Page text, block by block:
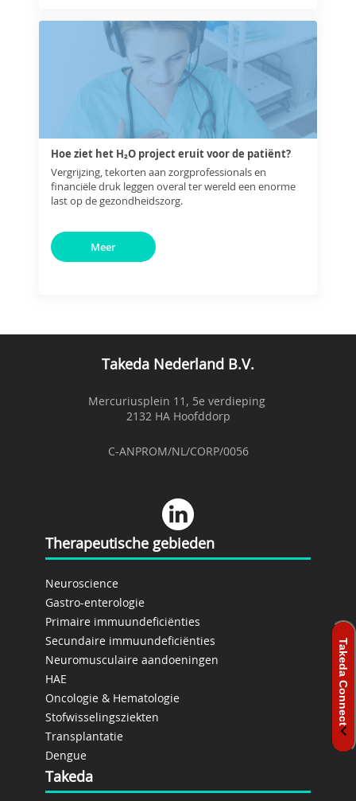
Hoe ziet het H₂O project eruit voor de patiënt?
Vergrijzing, tekorten aan zorgprofessionals en
financiële druk leggen overal ter wereld een enorme
last op de gezondheidszorg.
Meer
Takeda Nederland B.V.
Mercuriusplein 11, 5e verdieping
2132 HA Hoofddorp
C-ANPROM/NL/CORP/0056
Therapeutische gebieden
Neuroscience
Gastro-enterologie
Primaire immuundeficiënties
Secundaire immuundeficiënties
Neuromusculaire aandoeningen
HAE
Oncologie & Hematologie
Stofwisselingsziekten
Transplantatie
Dengue
Takeda